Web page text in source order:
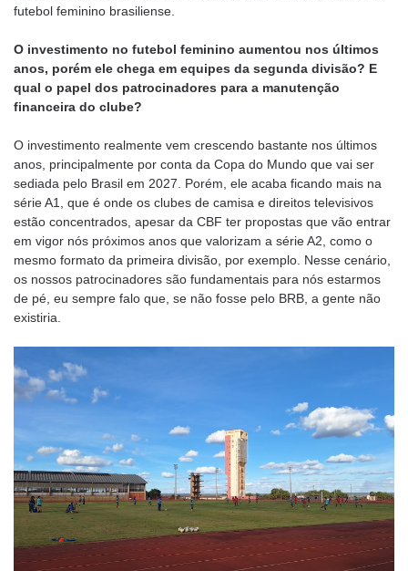
futebol feminino brasiliense.
O investimento no futebol feminino aumentou nos últimos
anos, porém ele chega em equipes da segunda divisão? E
qual o papel dos patrocinadores para a manutenção
financeira do clube?
O investimento realmente vem crescendo bastante nos últimos
anos, principalmente por conta da Copa do Mundo que vai ser
sediada pelo Brasil em 2027. Porém, ele acaba ficando mais na
série A1, que é onde os clubes de camisa e direitos televisivos
estão concentrados, apesar da CBF ter propostas que vão entrar
em vigor nós próximos anos que valorizam a série A2, como o
mesmo formato da primeira divisão, por exemplo. Nesse cenário,
os nossos patrocinadores são fundamentais para nós estarmos
de pé, eu sempre falo que, se não fosse pelo BRB, a gente não
existiria.